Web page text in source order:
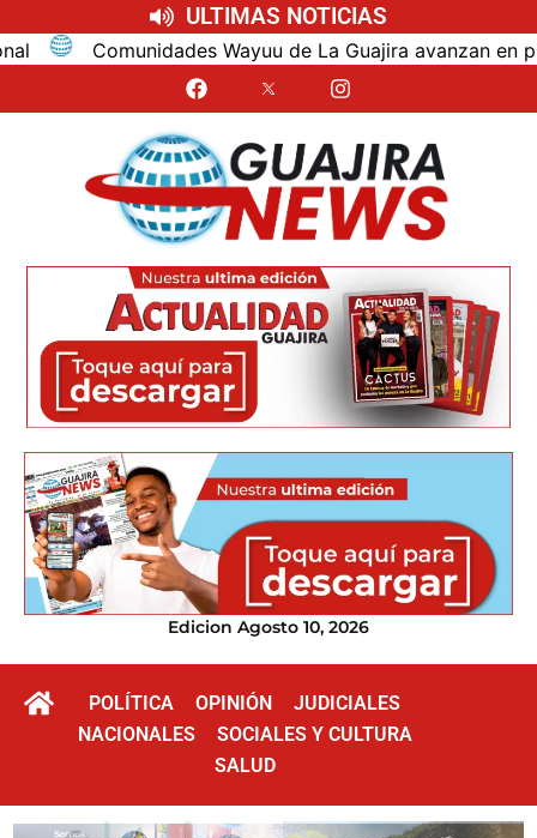
ULTIMAS NOTICIAS
Wayuu de La Guajira avanzan en proceso de
Edicion Agosto 10, 2026
POLÍTICA OPINIÓN
JUDICIALES
NACIONALES
SOCIALES Y CULTURA
SALUD